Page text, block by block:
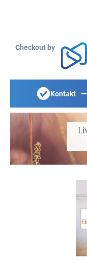
Checkout by
Kontakt